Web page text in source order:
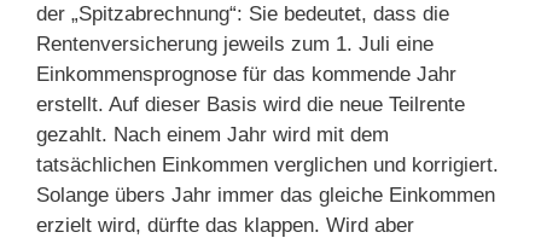
der „Spitzabrechnung“: Sie bedeutet, dass die
Rentenversicherung jeweils zum 1. Juli eine
Einkommensprognose für das kommende Jahr
erstellt. Auf dieser Basis wird die neue Teilrente
gezahlt. Nach einem Jahr wird mit dem
tatsächlichen Einkommen verglichen und korrigiert.
Solange übers Jahr immer das gleiche Einkommen
erzielt wird, dürfte das klappen. Wird aber